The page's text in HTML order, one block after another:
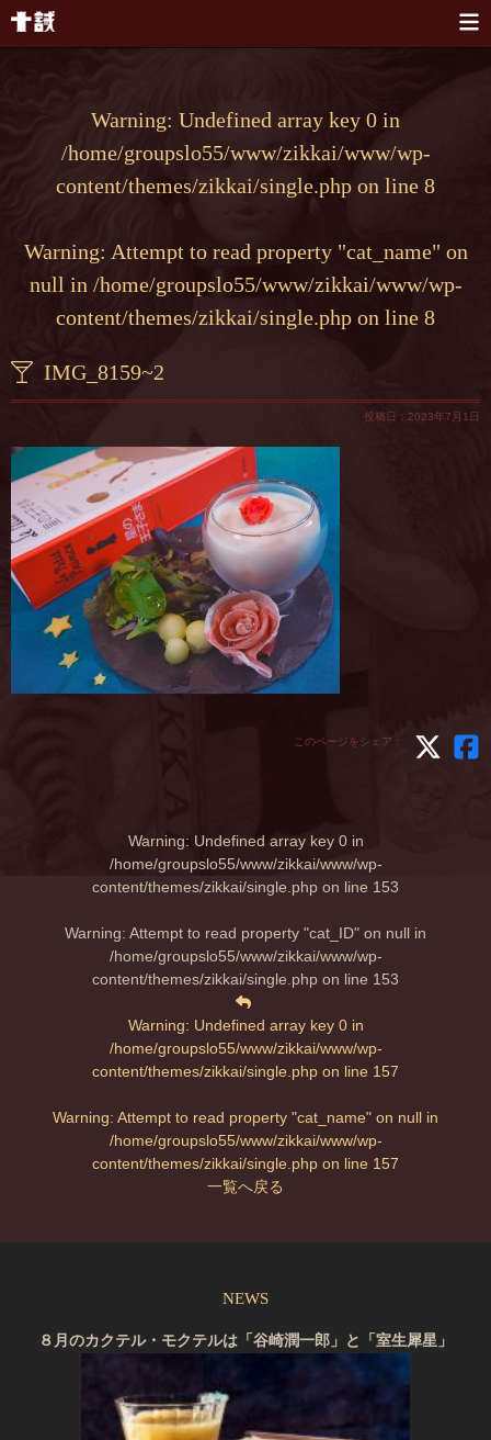
Warning: Undefined array key 0 in
/home/groupslo55/www/zikkai/www/wp-
content/themes/zikkai/single.php on line 8
Warning: Attempt to read property "cat_name" on
null in /home/groupslo55/www/zikkai/www/wp-
content/themes/zikkai/single.php on line 8
IMG_8159~2
投稿日：2023年7月1日
このページをシェア：
Warning: Undefined array key 0 in
/home/groupslo55/www/zikkai/www/wp-
content/themes/zikkai/single.php on line 153
Warning: Attempt to read property "cat_ID" on null in
/home/groupslo55/www/zikkai/www/wp-
content/themes/zikkai/single.php on line 153
Warning: Undefined array key 0 in
/home/groupslo55/www/zikkai/www/wp-
content/themes/zikkai/single.php on line 157
Warning: Attempt to read property "cat_name" on null in
/home/groupslo55/www/zikkai/www/wp-
content/themes/zikkai/single.php on line 157
一覧へ戻る
NEWS
８月のカクテル・モクテルは「谷崎潤一郎」と「室生犀星」